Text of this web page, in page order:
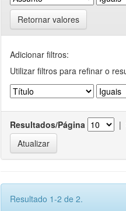
Retornar valores
Adicionar filtros:
Utilizar filtros para refinar o
Resultados/Página |
Resultado 1-2 de 2.